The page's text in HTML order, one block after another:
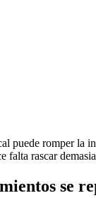
puede romper la
falta rascar
se